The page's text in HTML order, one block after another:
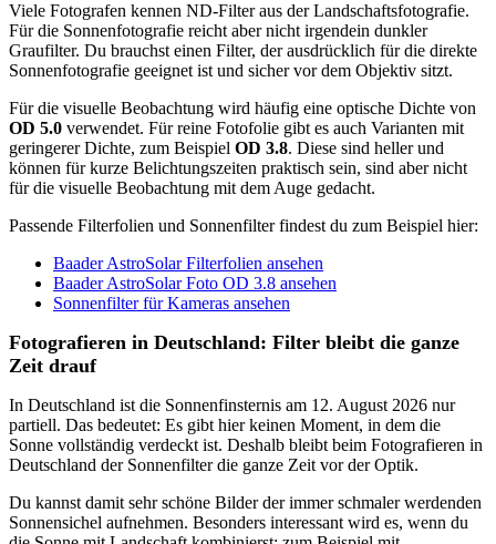
Viele Fotografen kennen ND-Filter aus der Landschaftsfotografie.
Für die Sonnenfotografie reicht aber nicht irgendein dunkler
Graufilter. Du brauchst einen Filter, der ausdrücklich für die direkte
Sonnenfotografie geeignet ist und sicher vor dem Objektiv sitzt.
Für die visuelle Beobachtung wird häufig eine optische Dichte von
OD 5.0 verwendet. Für reine Fotofolie gibt es auch Varianten mit
geringerer Dichte, zum Beispiel OD 3.8. Diese sind heller und
können für kurze Belichtungszeiten praktisch sein, sind aber nicht
für die visuelle Beobachtung mit dem Auge gedacht.
Passende Filterfolien und Sonnenfilter findest du zum Beispiel hier:
Baader AstroSolar Filterfolien ansehen
Baader AstroSolar Foto OD 3.8 ansehen
Sonnenfilter für Kameras ansehen
Fotografieren in Deutschland: Filter bleibt die ganze
Zeit drauf
In Deutschland ist die Sonnenfinsternis am 12. August 2026 nur
partiell. Das bedeutet: Es gibt hier keinen Moment, in dem die
Sonne vollständig verdeckt ist. Deshalb bleibt beim Fotografieren in
Deutschland der Sonnenfilter die ganze Zeit vor der Optik.
Du kannst damit sehr schöne Bilder der immer schmaler werdenden
Sonnensichel aufnehmen. Besonders interessant wird es, wenn du